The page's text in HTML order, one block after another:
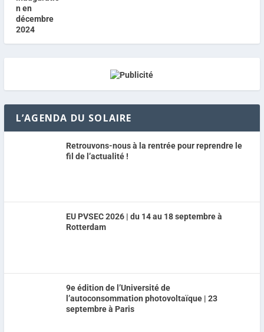
L’AGENDA DU SOLAIRE
Retrouvons-nous à la rentrée pour reprendre le
fil de l’actualité !
EU PVSEC 2026 | du 14 au 18 septembre à
Rotterdam
9e édition de l’Université de
l’autoconsommation photovoltaïque | 23
septembre à Paris